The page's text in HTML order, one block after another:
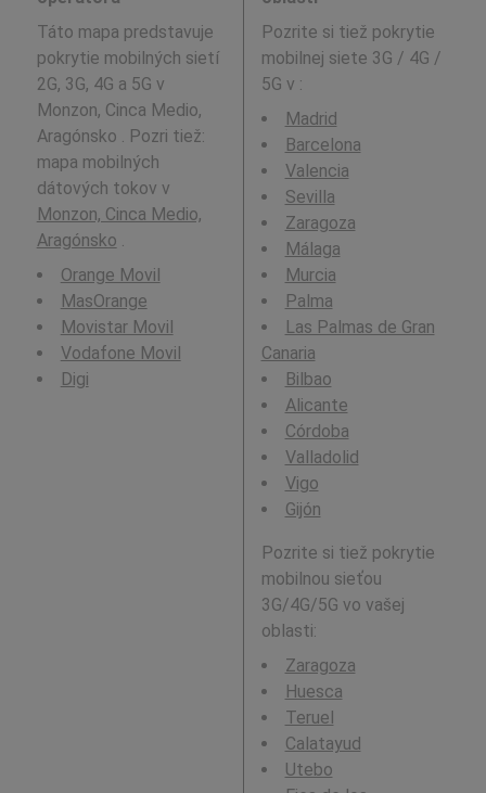
Táto mapa predstavuje
pokrytie mobilných sietí
2G, 3G, 4G a 5G v
Monzon, Cinca Medio,
Aragónsko . Pozri tiež:
mapa mobilných
dátových tokov v
Monzon, Cinca Medio,
Aragónsko
Orange Movil
MasOrange
Movistar Movil
Vodafone Movil
Digi
Pozrite si tiež pokrytie
mobilnej siete 3G / 4G /
5G v :
Madrid
Barcelona
Valencia
Sevilla
Zaragoza
Málaga
Murcia
Palma
Las Palmas de Gran
Canaria
Bilbao
Alicante
Córdoba
Valladolid
Vigo
Gijón
Pozrite si tiež pokrytie
mobilnou sieťou
3G/4G/5G vo vašej
oblasti:
Zaragoza
Huesca
Teruel
Calatayud
Utebo